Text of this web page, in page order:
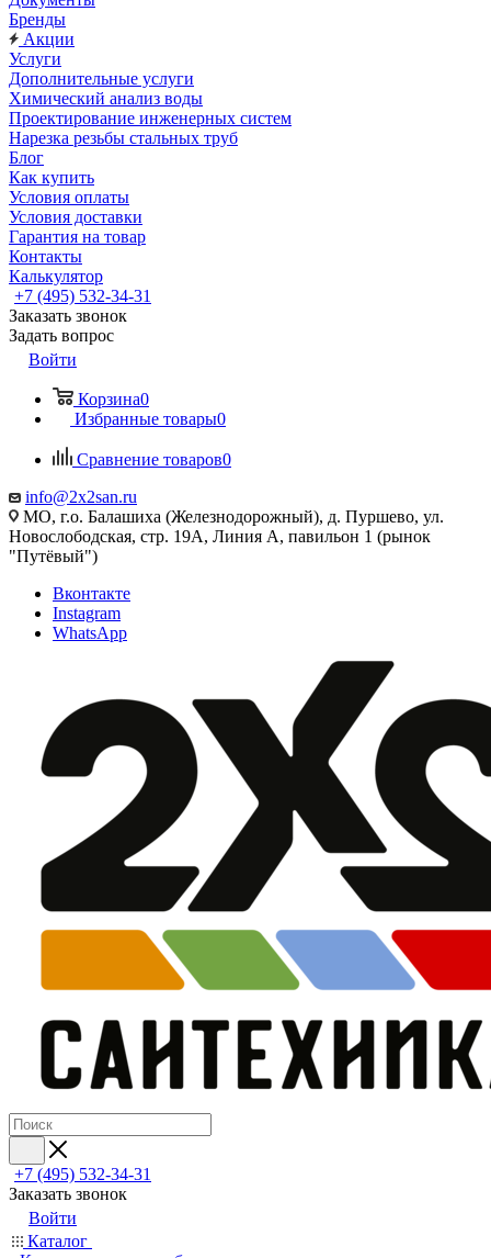
Бренды
Акции
Услуги
Дополнительные услуги
Химический анализ воды
Проектирование инженерных систем
Нарезка резьбы стальных труб
Блог
Как купить
Условия оплаты
Условия доставки
Гарантия на товар
Контакты
Калькулятор
+7 (495) 532‑34‑31
Заказать звонок
Задать вопрос
Войти
Корзина0
Избранные товары0
Сравнение товаров0
info@2x2san.ru
МО, г.о. Балашиха (Железнодорожный), д. Пуршево, ул.
Новослободская, стр. 19А, Линия А, павильон 1 (рынок
"Путёвый")
Вконтакте
Instagram
WhatsApp
+7 (495) 532‑34‑31
Заказать звонок
Войти
Каталог